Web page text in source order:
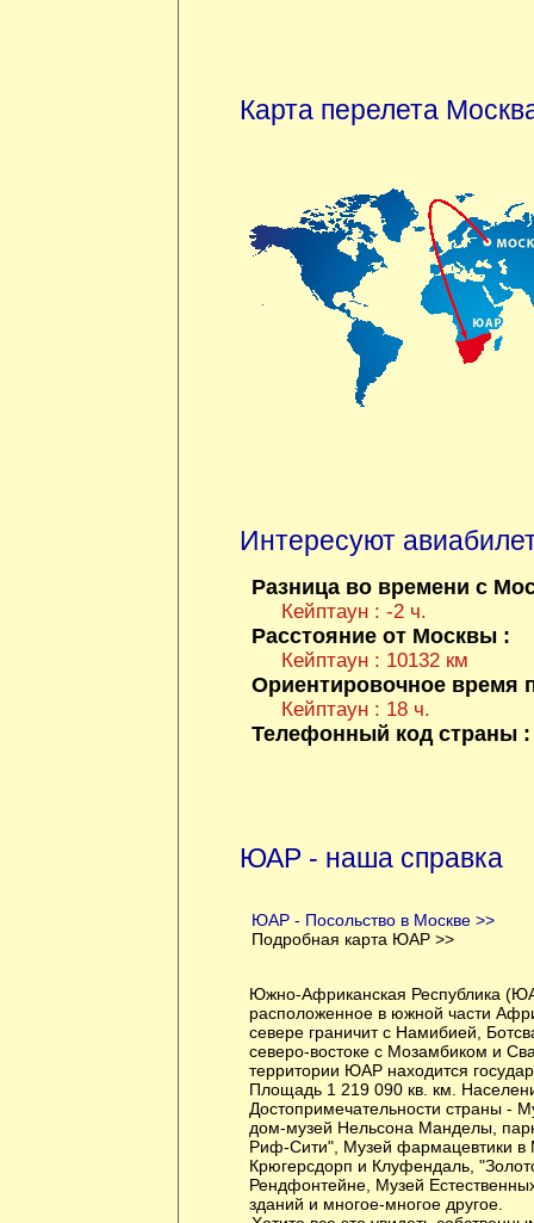
Карта перелета
Интересуют
Разница во времени с
Кейптаун : -2 ч.
Расстояние от Москвы :
Кейптаун : 10132 км
Ориентировочное время
Кейптаун : 18 ч.
Телефонный код страны
ЮАР - наша справка
ЮАР - Посольство в Москве >>
Подробная карта ЮАР >>
Южно-Африканская Республика
расположенное в южной части
севере граничит с Намибией,
северо-востоке с Мозамбиком и
территории ЮАР находится
Площадь 1 219 090 кв. км.
Достопримечательности страны -
дом-музей Нельсона Манделы,
Риф-Сити", Музей фармацевтики в
Крюгерсдорп и Клуфендаль,
Рендфонтейне, Музей
зданий и многое-многое другое.